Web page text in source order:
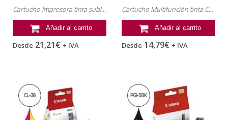
Cartucho Impresora tinta sublimación Canon , referencia: 0619B001
Añadir al carrito
Desde 21,21€ + IVA
Cartucho Multifunción tinta Canon , referencia: 2145B001, MP190
Añadir al carrito
Desde 14,79€ + IVA